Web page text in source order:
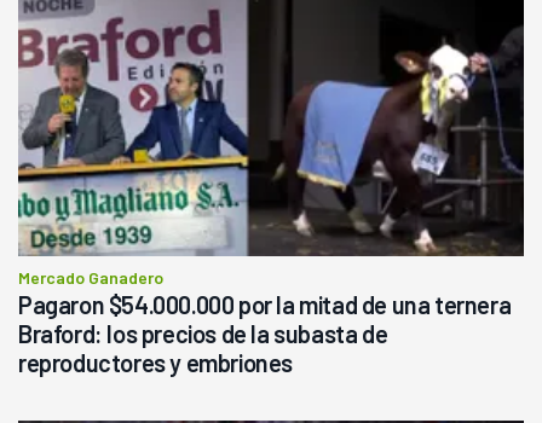
Mercado Ganadero
Pagaron $54.000.000 por la mitad de una ternera
Braford: los precios de la subasta de
reproductores y embriones